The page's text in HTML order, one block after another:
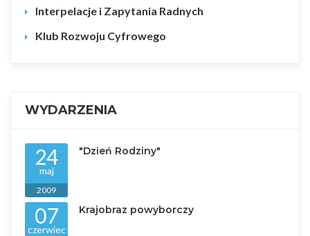
Interpelacje i Zapytania Radnych
Klub Rozwoju Cyfrowego
WYDARZENIA
24
maj
2009
"Dzień Rodziny"
07
czerwiec
Krajobraz powyborczy